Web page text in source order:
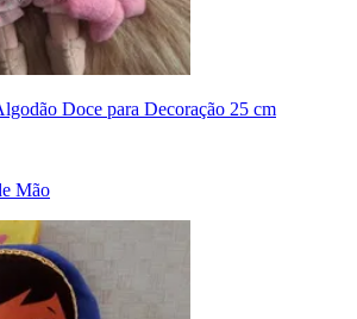
Doce para Decoração 25 cm
Mão